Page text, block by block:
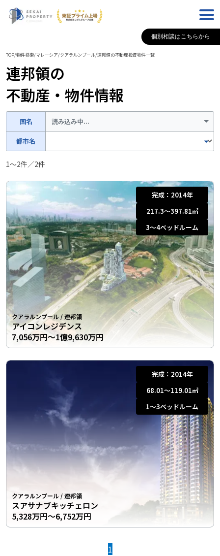
個別相談はこちらから
TOP/物件検索/マレーシア/クアラルンプール/連邦領の不動産投資物件一覧
連邦領の
不動産・物件情報
国名 読み込み中...
都市名
1〜2件／2件
完成： 2014年
217.3〜397.81㎡
3〜4ベッドルーム
クアラルンプール/連邦領
アイコンレジデンス
7,056万円〜1億9,630万円
完成： 2014年
68.01〜119.01㎡
1〜3ベッドルーム
クアラルンプール/連邦領
スアサナブキッチェロン
5,328万円〜6,752万円
1